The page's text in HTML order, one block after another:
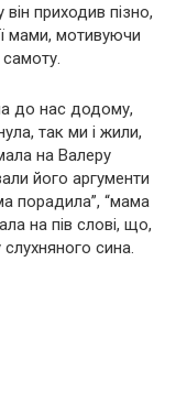
приходив пізно,
мами, мотивуючи
до нас додому,
так ми і жили,
на Валеру
його аргументи
порадила”, “мама
на пів слові, що,
сина.